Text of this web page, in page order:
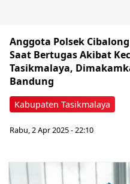
Kabupaten Tasikmalaya
Anggota Polsek
Saat Bertugas Akibat
Tasikmalaya,
Bandung
Rabu, 2 Apr 2025 - 22:10